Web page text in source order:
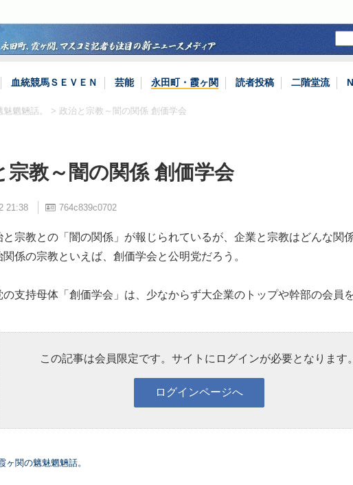
血統競馬ＳＥＶＥＮ 芸能 永田町・霞ヶ関 読者投稿 二階堂流
魍魎話。 > 政治と宗教～闇の関係 創価学会
宗教～闇の関係 創価学会
21:38 764c839c0702
と宗教との「闇の関係」が報じられているが、企業と宗教はどんな関
係の宗教といえば、創価学会と公明党だろう。
の支持母体「創価学会」は、少なからず大企業のトップや幹部の会員
この記事は会員限定です。サイトにログインが必要となります
ヶ関の魑魅魍魎話。